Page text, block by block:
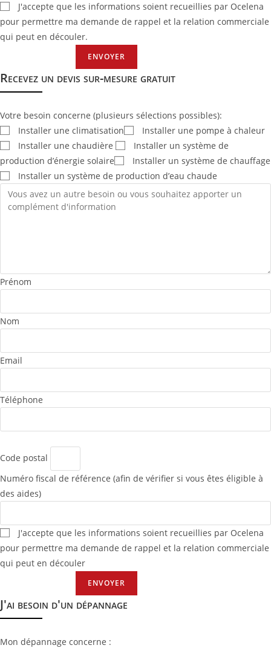
J'accepte que les informations soient recueillies par Ocelena
pour permettre ma demande de rappel et la relation commerciale
qui peut en découler.
ENVOYER
Recevez un devis sur-mesure gratuit
Votre besoin concerne (plusieurs sélections possibles):
Installer une climatisation
Installer une pompe à chaleur
Installer une chaudière
Installer un système de
production d’énergie solaire
Installer un système de chauffage
Installer un système de production d’eau chaude
Prénom
Nom
Email
Téléphone
Code postal
Numéro fiscal de référence (afin de vérifier si vous êtes éligible à
des aides)
J'accepte que les informations soient recueillies par Ocelena
pour permettre ma demande de rappel et la relation commerciale
qui peut en découler
ENVOYER
J'ai besoin d'un dépannage
Mon dépannage concerne :